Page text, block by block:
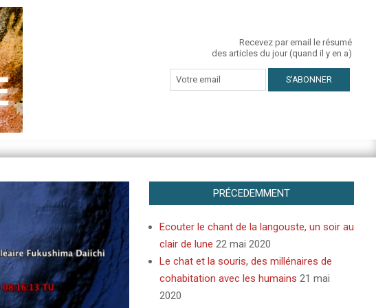
Recevez par email le résumé
des articles du jour (quand il y en a)
PRÉCEDEMMENT
Ecouter le chant de la langouste, un soir au
clair de lune 22 mai 2020
Le chat et la souris, des millénaires de
cohabitation avec les humains 21 mai
2020